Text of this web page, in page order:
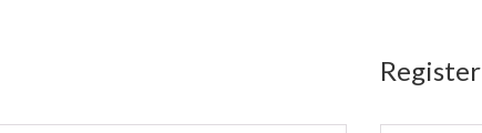
Register